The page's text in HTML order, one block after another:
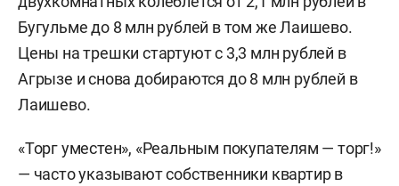
Бугульме до 8 млн рублей в том же Лаишево.
Цены на трешки стартуют с 3,3 млн рублей в
Агрызе и снова добираются до 8 млн рублей в
Лаишево.
«Торг уместен», «Реальным покупателям — торг!»
— часто указывают собственники квартир в